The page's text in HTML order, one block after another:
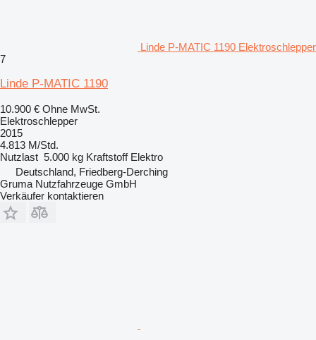
Linde P-MATIC 1190 Elektroschlepper
7
Linde P-MATIC 1190
10.900 € Ohne MwSt.
Elektroschlepper
2015
4.813 M/Std.
Nutzlast 5.000 kg Kraftstoff Elektro
Deutschland, Friedberg-Derching
Gruma Nutzfahrzeuge GmbH
Verkäufer kontaktieren